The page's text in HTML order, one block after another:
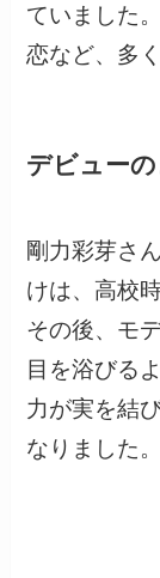
ていました
恋など、多
デビュー
剛力彩芽さ
けは、高校
その後、モ
目を浴びる
力が実を結
なりました。